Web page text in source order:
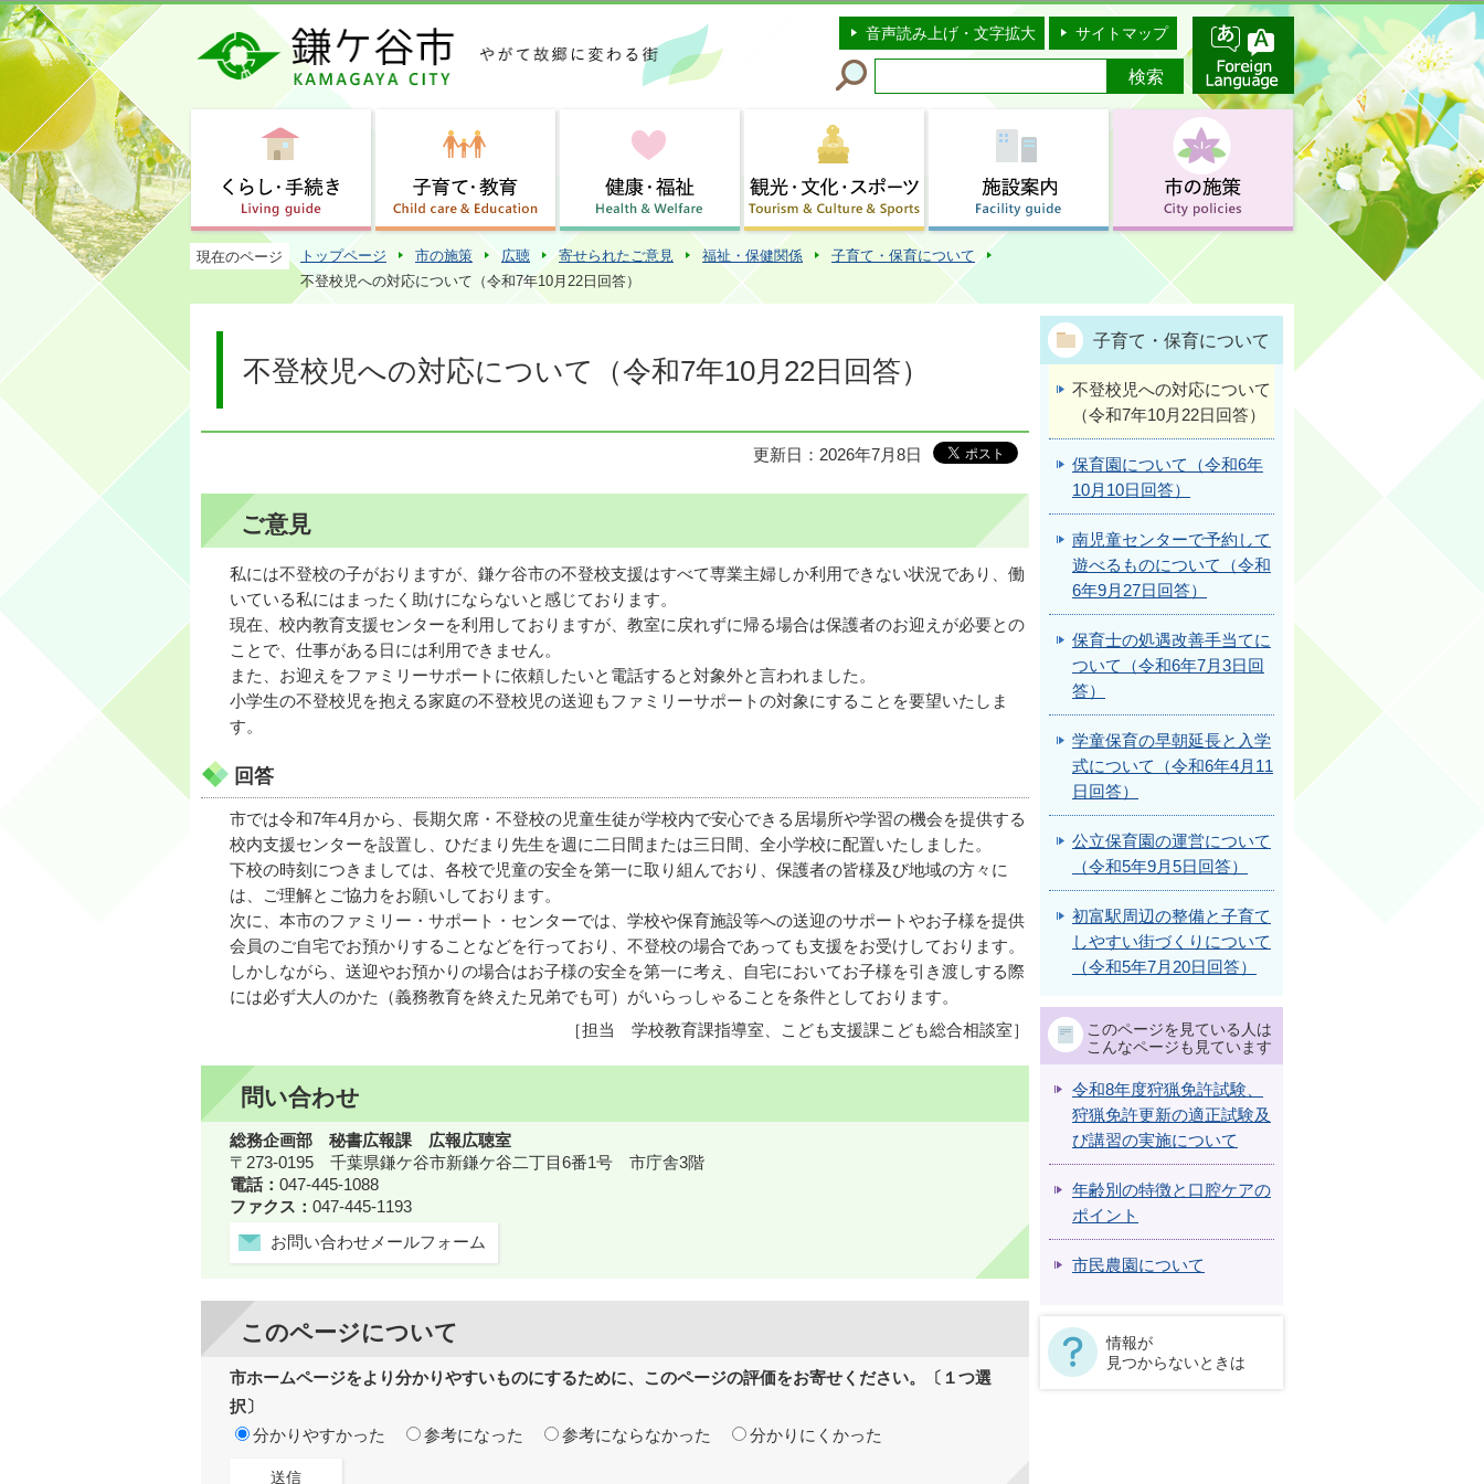
このページの本文へ移動
音声読み上げ・文字拡大 サイトマップ
現在のページ トップページ 市の施策 広聴 寄せられたご意見 福祉・保健関係
子育て・保育について
不登校児への対応について（令和7年10月22日回答）
不登校児への対応について（令和7年10月22日回答）
更新日：2026年7月8日
ご意見
私には不登校の子がおりますが、鎌ケ谷市の不登校支援はすべて専業主婦しか利用できない状況であり、働
いている私にはまったく助けにならないと感じております。
現在、校内教育支援センターを利用しておりますが、教室に戻れずに帰る場合は保護者のお迎えが必要との
ことで、仕事がある日には利用できません。
また、お迎えをファミリーサポートに依頼したいと電話すると対象外と言われました。
小学生の不登校児を抱える家庭の不登校児の送迎もファミリーサポートの対象にすることを要望いたしま
す。
回答
市では令和7年4月から、長期欠席・不登校の児童生徒が学校内で安心できる居場所や学習の機会を提供する
校内支援センターを設置し、ひだまり先生を週に二日間または三日間、全小学校に配置いたしました。
下校の時刻につきましては、各校で児童の安全を第一に取り組んでおり、保護者の皆様及び地域の方々に
は、ご理解とご協力をお願いしております。
次に、本市のファミリー・サポート・センターでは、学校や保育施設等への送迎のサポートやお子様を提供
会員のご自宅でお預かりすることなどを行っており、不登校の場合であっても支援をお受けしております。
しかしながら、送迎やお預かりの場合はお子様の安全を第一に考え、自宅においてお子様を引き渡しする際
には必ず大人のかた（義務教育を終えた兄弟でも可）がいらっしゃることを条件としております。
［担当 学校教育課指導室、こども支援課こども総合相談室］
問い合わせ
総務企画部 秘書広報課 広報広聴室
〒273-0195 千葉県鎌ケ谷市新鎌ケ谷二丁目6番1号 市庁舎3階
電話： 047-445-1088
ファクス： 047-445-1193
お問い合わせメールフォーム
このページについて
市ホームページをより分かりやすいものにするために、このページの評価をお寄せください。〔１つ選
択〕
分かりやすかった
参考になった 参考にならなかった 分かりにくかった
子育て・保育について
不登校児への対応について
（令和7年10月22日回答）
保育園について（令和6年
10月10日回答）
南児童センターで予約して
遊べるものについて（令和
6年9月27日回答）
保育士の処遇改善手当てに
ついて（令和6年7月3日回
答）
学童保育の早朝延長と入学
式について（令和6年4月11
日回答）
公立保育園の運営について
（令和5年9月5日回答）
初富駅周辺の整備と子育て
しやすい街づくりについて
（令和5年7月20日回答）
このページを見ている人は
こんなページも見ています
令和8年度狩猟免許試験、
狩猟免許更新の適正試験及
び講習の実施について
年齢別の特徴と口腔ケアの
ポイント
市民農園について
情報が
見つからないときは